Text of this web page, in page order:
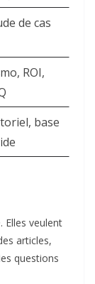
de cas
ROI,
base
Elles veulent
articles,
questions